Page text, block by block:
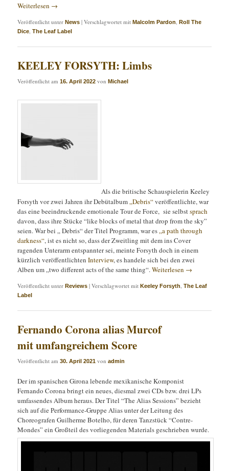
Weiterlesen →
Veröffentlicht unter News |Verschlagwortet mit Malcolm Pardon ,Roll The
Dice ,The Leaf Label
KEELEY FORSYTH: Limbs
Veröffentlicht am16. April 2022 vonMichael
Als die britische Schauspielerin Keeley
Forsyth vor zwei Jahren ihr Debütalbum„Debris“veröffentlichte, war
das eine beeindruckende emotionale Tour de Force, sie selbstsprach
davon, dass ihre Stücke “like blocks of metal that drop from the sky”
seien. War bei „ Debris“ der Titel Programm, war es„a path through
darkness“, ist es nicht so, dass der Zweitling mit dem ins Cover
ragenden Unterarm entspannter sei, meinte Forsyth doch in einem
kürzlich veröffentlichtenInterview, es handele sich bei den zwei
Alben um „two different acts of the same thing“.Weiterlesen →
Veröffentlicht unter Reviews |Verschlagwortet mit Keeley Forsyth ,The Leaf
Label
Fernando Corona alias Murcof
mit umfangreichem Score
Veröffentlicht am30. April 2021 vonadmin
Der im spanischen Girona lebende mexikanische Komponist
Fernando Corona bringt ein neues, diesmal zwei CDs bzw. drei LPs
umfassendes Album heraus. Der Titel “The Alias Sessions” bezieht
sich auf die Performance-Gruppe Alias unter der Leitung des
Choreografen Guilherme Botelho, für deren Tanzstück “Contre-
Mondes” ein Großteil des vorliegenden Materials geschrieben wurde.